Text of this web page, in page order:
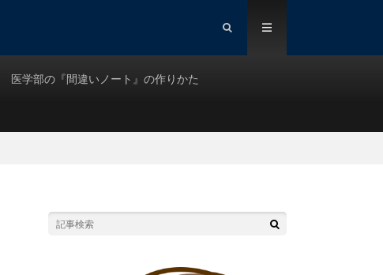
医学部の『間違いノート』の作りかた